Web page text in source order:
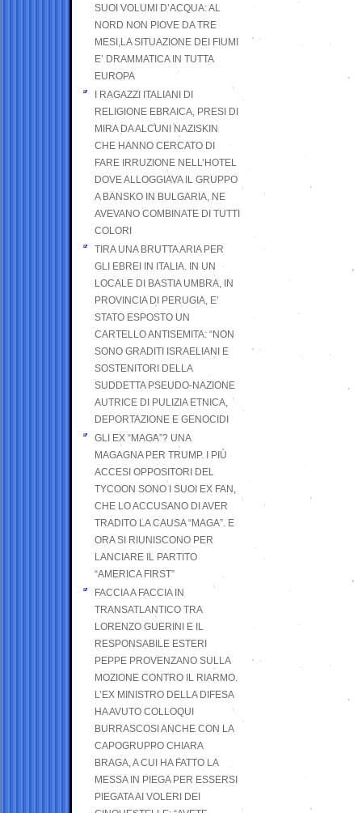
SUOI VOLUMI D’ACQUA: AL
NORD NON PIOVE DA TRE
MESI,LA SITUAZIONE DEI FIUMI
E’ DRAMMATICA IN TUTTA
EUROPA
I RAGAZZI ITALIANI DI
RELIGIONE EBRAICA, PRESI DI
MIRA DA ALCUNI NAZISKIN
CHE HANNO CERCATO DI
FARE IRRUZIONE NELL’HOTEL
DOVE ALLOGGIAVA IL GRUPPO
A BANSKO IN BULGARIA, NE
AVEVANO COMBINATE DI TUTTI
COLORI
TIRA UNA BRUTTA ARIA PER
GLI EBREI IN ITALIA. IN UN
LOCALE DI BASTIA UMBRA, IN
PROVINCIA DI PERUGIA, E’
STATO ESPOSTO UN
CARTELLO ANTISEMITA: “NON
SONO GRADITI ISRAELIANI E
SOSTENITORI DELLA
SUDDETTA PSEUDO-NAZIONE
AUTRICE DI PULIZIA ETNICA,
DEPORTAZIONE E GENOCIDI
GLI EX “MAGA”? UNA
MAGAGNA PER TRUMP. I PIÙ
ACCESI OPPOSITORI DEL
TYCOON SONO I SUOI EX FAN,
CHE LO ACCUSANO DI AVER
TRADITO LA CAUSA “MAGA”. E
ORA SI RIUNISCONO PER
LANCIARE IL PARTITO
“AMERICA FIRST”
FACCIA A FACCIA IN
TRANSATLANTICO TRA
LORENZO GUERINI E IL
RESPONSABILE ESTERI
PEPPE PROVENZANO SULLA
MOZIONE CONTRO IL RIARMO.
L’EX MINISTRO DELLA DIFESA
HA AVUTO COLLOQUI
BURRASCOSI ANCHE CON LA
CAPOGRUPPO CHIARA
BRAGA, A CUI HA FATTO LA
MESSA IN PIEGA PER ESSERSI
PIEGATA AI VOLERI DEI